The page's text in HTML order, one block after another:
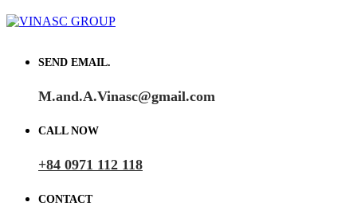
SEND EMAIL.
M.and.A.Vinasc@gmail.com
CALL NOW
+84 0971 112 118
CONTACT